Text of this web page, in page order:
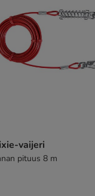
vaijeri
pituus 8 m